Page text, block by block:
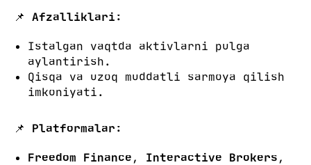
📌 Afzalliklari:
Istalgan vaqtda aktivlarni pulga
aylantirish.
Qisqa va uzoq muddatli sarmoya qilish
imkoniyati.
📌 Platformalar:
Freedom Finance , Interactive Brokers ,